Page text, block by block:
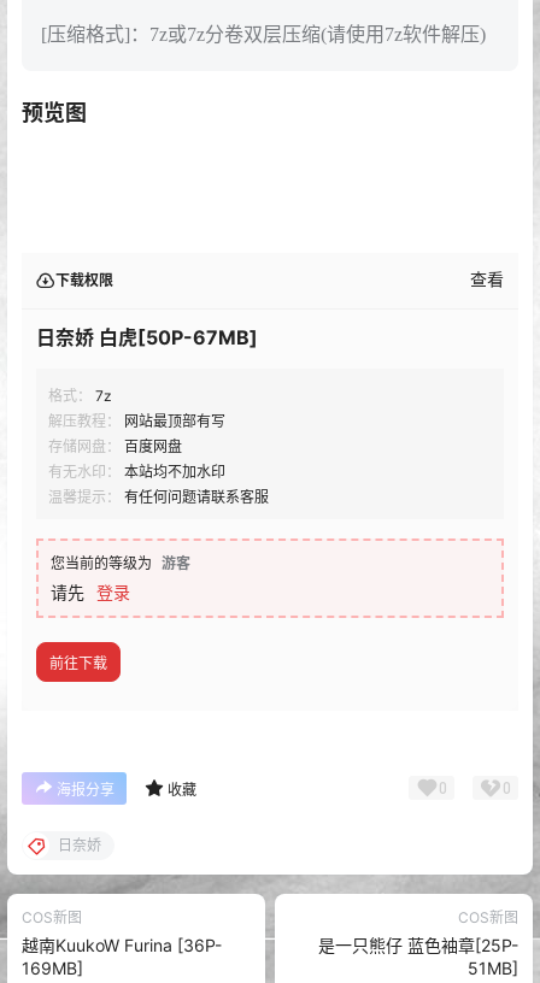
[压缩格式]：7z或7z分卷双层压缩(请使用7z软件解压)
预览图
下载权限 查看
日奈娇 白虎[50P-67MB]
格式：
7z
解压教程：
网站最顶部有写
存储网盘：
百度网盘
有无水印：
本站均不加水印
温馨提示：
有任何问题请联系客服
您当前的等级为 游客
请先 登录
前往下载
海报分享 收藏 0 0
日奈娇
COS新图
越南KuukoW Furina [36P-
169MB]
COS新图
是一只熊仔 蓝色袖章[25P-
51MB]